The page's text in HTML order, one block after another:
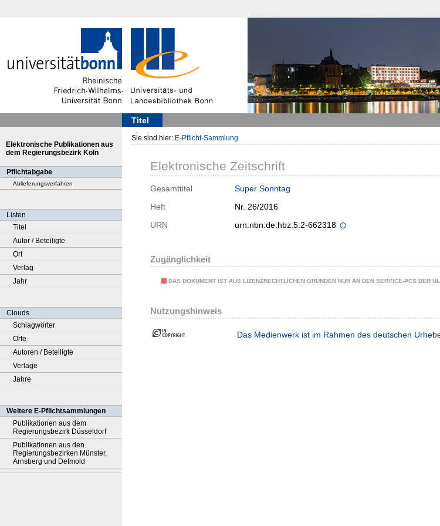
Titel
Elektronische Publikationen aus
dem Regierungsbezirk Köln
Pflichtabgabe
Ablieferungsverfahren
Listen
Titel
Autor / Beteiligte
Ort
Verlag
Jahr
Clouds
Schlagwörter
Orte
Autoren / Beteiligte
Verlage
Jahre
Weitere E-Pflichtsammlungen
Publikationen aus dem
Regierungsbezirk Düsseldorf
Publikationen aus den
Regierungsbezirken Münster,
Arnsberg und Detmold
Sie sind hier: E-Pflicht-Sammlung
Elektronische Zeitschrift
Gesamttitel
Super Sonntag
Heft
Nr. 26/2016
URN
urn:nbn:de:hbz:5:2-662318
Zugänglichkeit
DAS DOKUMENT IST AUS LIZENZRECHTLICHEN GRÜNDEN NUR AN DEN SERVICE-PCS DER
Nutzungshinweis
Das Medienwerk ist im Rahmen des deutschen